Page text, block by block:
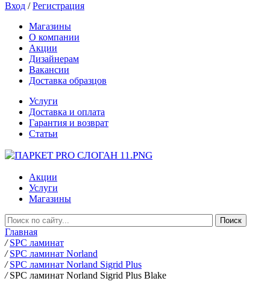
Вход /Регистрация
Магазины
О компании
Акции
Дизайнерам
Вакансии
Доставка образцов
Услуги
Доставка и оплата
Гарантия и возврат
Статьи
Акции
Услуги
Магазины
Главная
/ SPC ламинат
/ SPC ламинат Norland
/ SPC ламинат Norland Sigrid Plus
/ SPC ламинат Norland Sigrid Plus Blake